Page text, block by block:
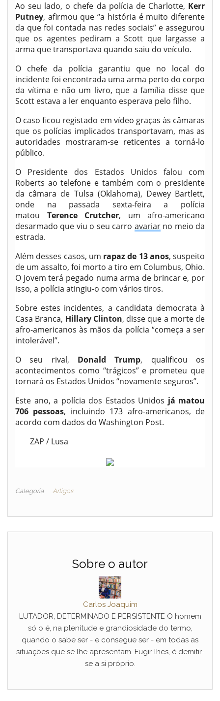
Ao seu lado, o chefe da polícia de Charlotte, Kerr
Putney, afirmou que “a história é muito diferente
da que foi contada nas redes sociais” e assegurou
que os agentes pediram a Scott que largasse a
arma que transportava quando saiu do veículo.
O chefe da polícia garantiu que no local do
incidente foi encontrada uma arma perto do corpo
da vítima e não um livro, que a família disse que
Scott estava a ler enquanto esperava pelo filho.
O caso ficou registado em vídeo graças às câmaras
que os polícias implicados transportavam, mas as
autoridades mostraram-se reticentes a torná-lo
público.
O Presidente dos Estados Unidos falou com
Roberts ao telefone e também com o presidente
da câmara de Tulsa (Oklahoma), Dewey Bartlett,
onde na passada sexta-feira a polícia
matou Terence Crutcher, um afro-americano
desarmado que viu o seu carro avariarno meio da
estrada.
Além desses casos, um rapaz de 13 anos, suspeito
de um assalto, foi morto a tiro em Columbus, Ohio.
O jovem terá pegado numa arma de brincar e, por
isso, a polícia atingiu-o com vários tiros.
Sobre estes incidentes, a candidata democrata à
Casa Branca, Hillary Clinton, disse que a morte de
afro-americanos às mãos da polícia “começa a ser
intolerável”.
O seu rival, Donald Trump, qualificou os
acontecimentos como “trágicos” e prometeu que
tornará os Estados Unidos “novamente seguros”.
Este ano, a polícia dos Estados Unidos já matou
706 pessoas, incluindo 173 afro-americanos, de
acordo com dados do Washington Post.
ZAP / Lusa
Categoria Artigos
Sobre o autor
Carlos Joaquim
LUTADOR, DETERMINADO E PERSISTENTE O homem
só o é, na plenitude e grandiosidade do termo,
quando o sabe ser - e consegue ser - em todas as
situações que se lhe apresentam. Fugir-lhes, é demitir-
se a si próprio.